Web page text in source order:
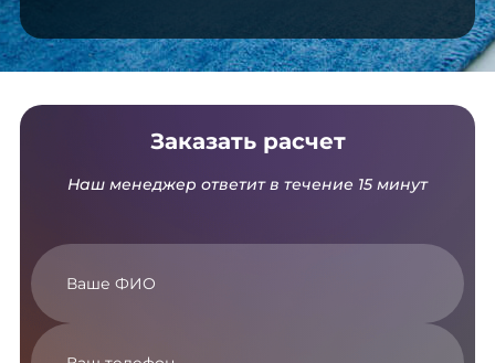
Заказать расчет
Наш менеджер ответит в течение 15 минут